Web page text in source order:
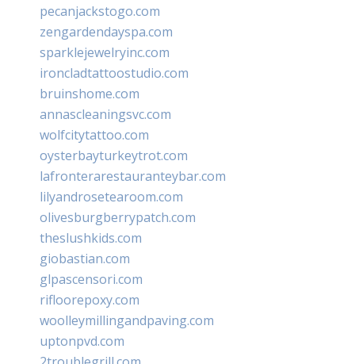
pecanjackstogo.com
zengardendayspa.com
sparklejewelryinc.com
ironcladtattoostudio.com
bruinshome.com
annascleaningsvc.com
wolfcitytattoo.com
oysterbayturkeytrot.com
lafronterarestauranteybar.com
lilyandrosetearoom.com
olivesburgberrypatch.com
theslushkids.com
giobastian.com
glpascensori.com
rifloorepoxy.com
woolleymillingandpaving.com
uptonpvd.com